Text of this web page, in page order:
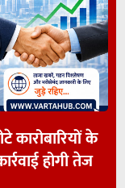
के
होगी तेज